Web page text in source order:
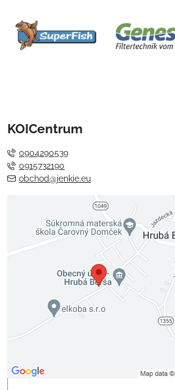
KOICentrum
0904290539
0915732190
obchod@jenkie.eu
Externý obsah je blokovaný
Voľbami súkromia
Prajete si načítať externý obsah?
Povoliť tentokrát
Povoliť a zapamätať - súhlas s